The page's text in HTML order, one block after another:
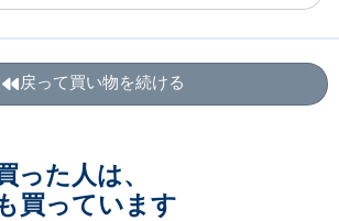
戻って買い物を続ける
った人は、
買っています